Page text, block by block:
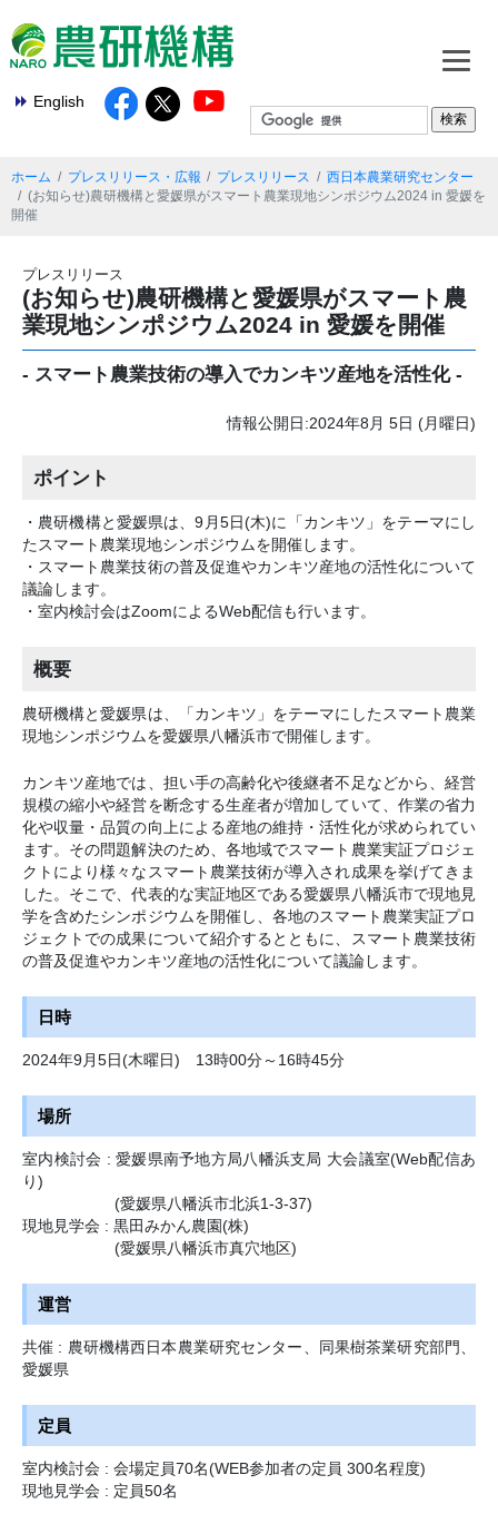
English
ホーム プレスリリース・広報 プレスリリース
西日本農業研究センター
(お知らせ)農研機構と愛媛県がスマート農業現地シンポジウム2024 in 愛媛を
開催
プレスリリース
(お知らせ)農研機構と愛媛県がスマート農
業現地シンポジウム2024 in 愛媛を開催
- スマート農業技術の導入でカンキツ産地を活性化 -
情報公開日:2024年8月 5日 (月曜日)
ポイント
・農研機構と愛媛県は、9月5日(木)に「カンキツ」をテーマにし
たスマート農業現地シンポジウムを開催します。
・スマート農業技術の普及促進やカンキツ産地の活性化について
議論します。
・室内検討会はZoomによるWeb配信も行います。
概要
農研機構と愛媛県は、「カンキツ」をテーマにしたスマート農業
現地シンポジウムを愛媛県八幡浜市で開催します。
カンキツ産地では、担い手の高齢化や後継者不足などから、経営
規模の縮小や経営を断念する生産者が増加していて、作業の省力
化や収量・品質の向上による産地の維持・活性化が求められてい
ます。その問題解決のため、各地域でスマート農業実証プロジェ
クトにより様々なスマート農業技術が導入され成果を挙げてきま
した。そこで、代表的な実証地区である愛媛県八幡浜市で現地見
学を含めたシンポジウムを開催し、各地のスマート農業実証プロ
ジェクトでの成果について紹介するとともに、スマート農業技術
の普及促進やカンキツ産地の活性化について議論します。
日時
2024年9月5日(木曜日) 13時00分～16時45分
場所
室内検討会 : 愛媛県南予地方局八幡浜支局 大会議室(Web配信あ
り)
(愛媛県八幡浜市北浜1-3-37)
現地見学会 : 黒田みかん農園(株)
(愛媛県八幡浜市真穴地区)
運営
共催 : 農研機構西日本農業研究センター、同果樹茶業研究部門、
愛媛県
定員
室内検討会 : 会場定員70名(WEB参加者の定員 300名程度)
現地見学会 : 定員50名